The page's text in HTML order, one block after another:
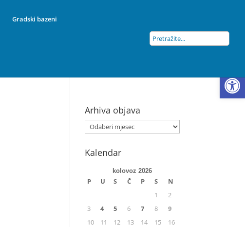
Gradski bazeni
Arhiva objava
Kalendar
kolovoz 2026
P U S Č P S
N
1
2
3
4 5 6 7 8
9
10
11 12 13 14 15
16